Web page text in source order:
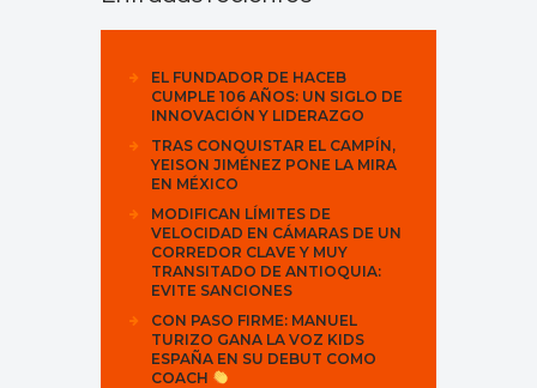
EL FUNDADOR DE HACEB
CUMPLE 106 AÑOS: UN SIGLO DE
INNOVACIÓN Y LIDERAZGO
TRAS CONQUISTAR EL CAMPÍN,
YEISON JIMÉNEZ PONE LA MIRA
EN MÉXICO
MODIFICAN LÍMITES DE
VELOCIDAD EN CÁMARAS DE UN
CORREDOR CLAVE Y MUY
TRANSITADO DE ANTIOQUIA:
EVITE SANCIONES
CON PASO FIRME: MANUEL
TURIZO GANA LA VOZ KIDS
ESPAÑA EN SU DEBUT COMO
COACH